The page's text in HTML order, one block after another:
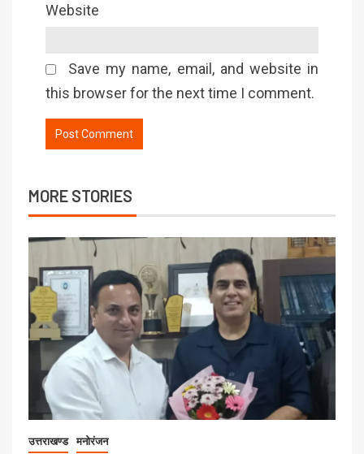
Website
Save my name, email, and website in
this browser for the next time I comment.
MORE STORIES
उत्तराखण्ड मनोरंजन